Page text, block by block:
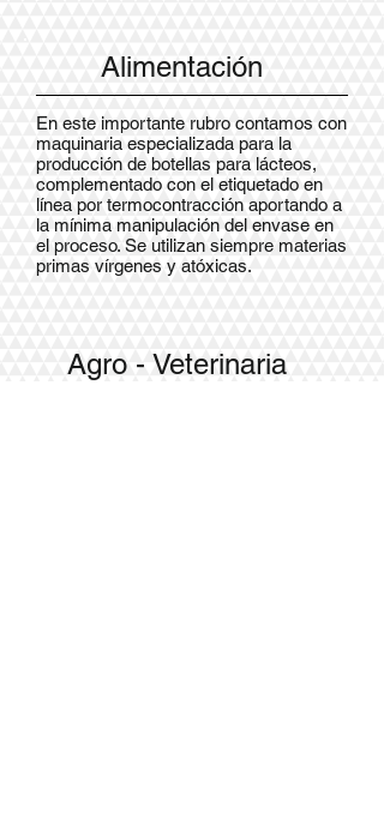
Alimentación
En este importante rubro contamos con
maquinaria especializada para la
producción de botellas para lácteos,
complementado con el etiquetado en
línea por termocontracción aportando a
la mínima manipulación del envase en
el proceso. Se utilizan siempre materias
primas vírgenes y atóxicas.
Agro - Veterinaria